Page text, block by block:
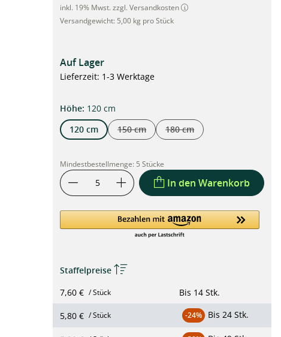
inkl. 19% Mwst. zzgl. Versandkosten
Versandgewicht: 5,00 kg pro Stück
Auf Lager
Lieferzeit: 1-3 Werktage
Höheauswählen
: 120 cm
120 cm
150 cm
(Diese Option ist zurzeit nicht verfügbar.)
180 cm
(Diese Option ist zurzeit
Mindestbestellmenge: 5 Stücke
In den Warenkorb
Staffelpreise
7,60 € / Stück Bis 14 Stk.
5,80 € / Stück -24% Bis 24 Stk.